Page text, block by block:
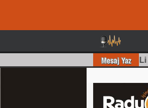
, Harika bir bölüm olmuş 70 Li